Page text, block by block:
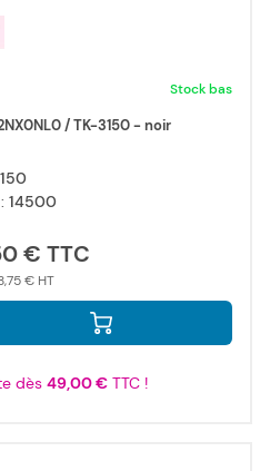
Stock bas
/ TK-3150 - noir
14500
€
€
dès 49,00 €TTC !